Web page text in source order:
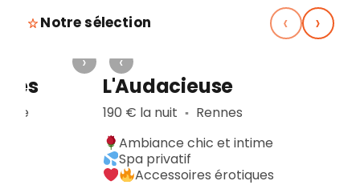
Notre sélection ‹ ›
L'Audacieuse
190 € la nuit ▪︎ Rennes
Ambiance chic et intime
Spa privatif
Accessoires érotiques